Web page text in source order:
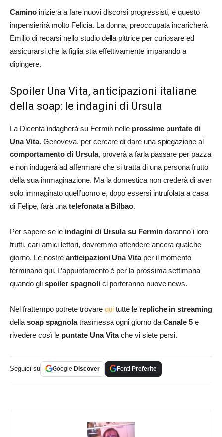
Camino inizierà a fare nuovi discorsi progressisti, e questo
impensierirà molto Felicia. La donna, preoccupata incaricherà
Emilio di recarsi nello studio della pittrice per curiosare ed
assicurarsi che la figlia stia effettivamente imparando a
dipingere.
Spoiler Una Vita, anticipazioni italiane
della soap: le indagini di Ursula
La Dicenta indagherà su Fermin nelle prossime puntate di
Una Vita. Genoveva, per cercare di dare una spiegazione al
comportamento di Ursula, proverà a farla passare per pazza
e non indugerà ad affermare che si tratta di una persona frutto
della sua immaginazione. Ma la domestica non crederà di aver
solo immaginato quell’uomo e, dopo essersi intrufolata a casa
di Felipe, farà una telefonata a Bilbao.
Per sapere se le indagini di Ursula su Fermin daranno i loro
frutti, cari amici lettori, dovremmo attendere ancora qualche
giorno. Le nostre anticipazioni Una Vitaper il momento
terminano qui. L’appuntamento è per la prossima settimana
quando gli spoiler spagnoli ci porteranno nuove news.
Nel frattempo potrete trovare qui tutte le repliche in streaming
della soap spagnolatrasmessa ogni giorno da Canale 5 e
rivedere così le puntate Una Vitache vi siete persi.
Seguici su Google Discover Fonti Preferite